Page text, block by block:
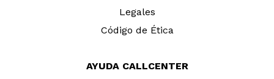
Legales
Código de Ética
AYUDA CALLCENTER